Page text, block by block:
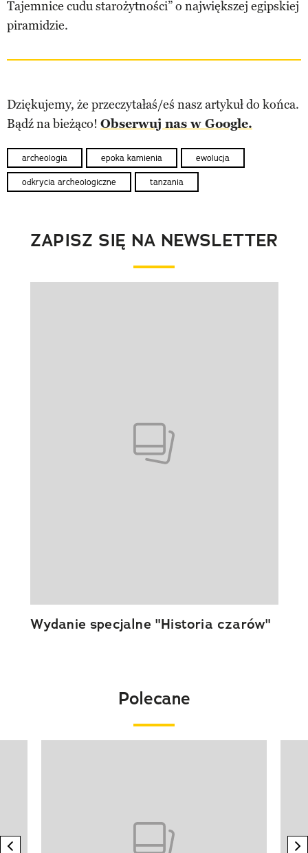
Tajemnice cudu starożytności” o największej egipskiej
piramidzie.
Dziękujemy, że przeczytałaś/eś nasz artykuł do końca.
Bądź na bieżąco! Obserwuj nas w Google.
archeologia epoka kamienia ewolucja
odkrycia archeologiczne tanzania
ZAPISZ SIĘ NA NEWSLETTER
Wydanie specjalne "Historia czarów"
Polecane
previous element